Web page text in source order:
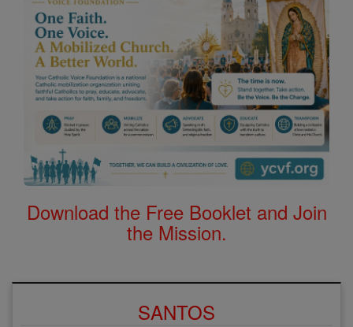
Download the Free Booklet and Join
the Mission.
SANTOS